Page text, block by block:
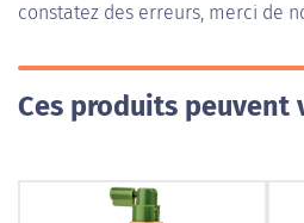
constatez des erreurs, merci de
Ces produits peuvent